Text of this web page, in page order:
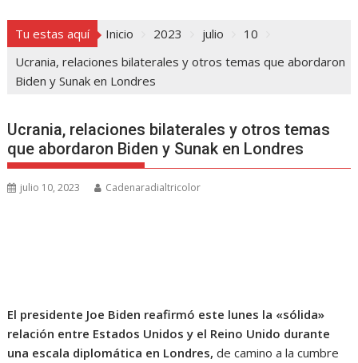
Tu estas aquí Inicio 2023 julio
10
Ucrania, relaciones bilaterales y otros temas que abordaron
Biden y Sunak en Londres
Ucrania, relaciones bilaterales y otros temas
que abordaron Biden y Sunak en Londres
julio 10, 2023 Cadenaradialtricolor
El presidente Joe Biden reafirmó este lunes la «sólida»
relación entre Estados Unidos y el Reino Unido durante
una escala diplomática en Londres,de camino a la cumbre